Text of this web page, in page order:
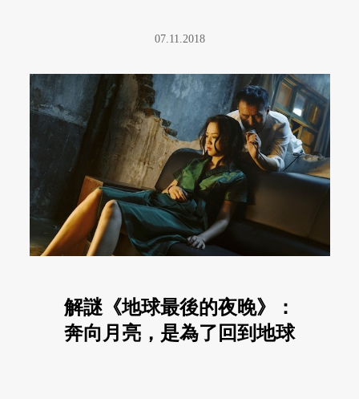
07.11.2018
解謎《地球最後的夜晚》：
奔向月亮，是為了回到地球